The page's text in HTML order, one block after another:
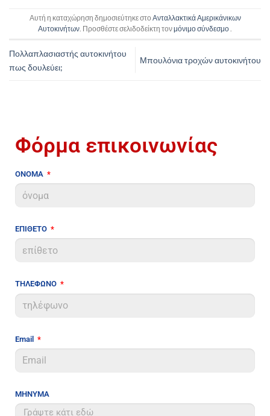
Αυτή η καταχώρηση δημοσιεύτηκε στο Ανταλλακτικά Αμερικάνικων
Αυτοκινήτων . Προσθέστε σελιδοδείκτη τονμόνιμο σύνδεσμο
Πολλαπλασιαστής αυτοκινήτου
πως δουλεύει;
Μπουλόνια τροχών αυτοκινήτου
Φόρμα επικοινωνίας
ΟΝΟΜΑ
ΕΠΙΘΕΤΟ
ΤΗΛΕΦΩΝΟ
Email
ΜΗΝΥΜΑ